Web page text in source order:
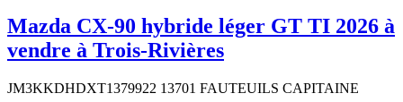
Mazda CX-90 hybride léger GT TI 2026 à
vendre à Trois-Rivières
JM3KKDHDXT1379922 13701 FAUTEUILS CAPITAINE